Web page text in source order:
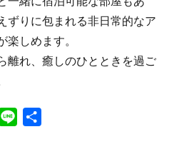
ずりに包まれる非日常的なア
楽しめます。
離れ、癒しのひとときを過ご